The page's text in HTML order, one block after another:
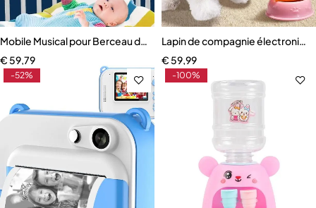
Mobile Musical pour Berceau de Bébé
€ 59,79
Lapin de compagnie
€ 59,99
-52% -100%